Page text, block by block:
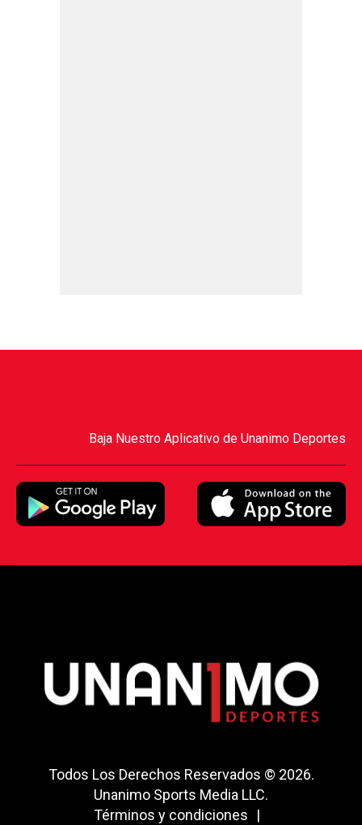
Baja Nuestro Aplicativo de Unanimo Deportes
Todos Los Derechos Reservados © 2026.
Unanimo Sports Media LLC.
Términos y condiciones